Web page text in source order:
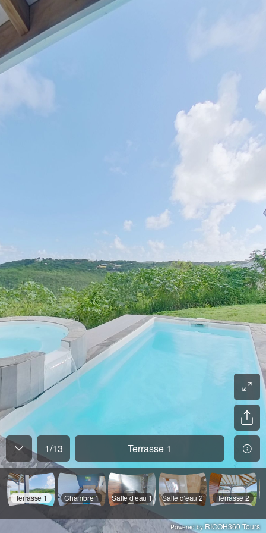
1/13 Terrasse 1
Terrasse 1 Chambre 1 Salle d’eau 1 Salle d’eau 2 Terrasse 2
Powered byRICOH360 Tours